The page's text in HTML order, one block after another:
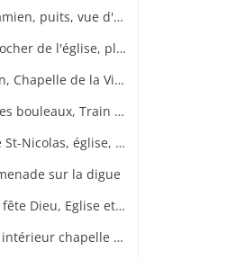
Saint-Cosme : Eglise Saint-Cosme et Damien, puits, vue d'ensemble, ancien presbytère, mairie
Reiningue : Couvent de l'Oelenberg, Clocher de l'église, plan d'eau, cour de ferme
Spechbach-le-Haut : Eglise Saint-Martin, Chapelle de la Vierge, Christ du dimanche des rameaux sur l'âne, Vierge de la Pitié
Guewenheim : Chapelle Notre-Dame des bouleaux, Train de la Doller, lavoir, pierre borne, mur cimetière, Calvaire 1857 avec décorations florales
Schweighouse : vue générale, vitrail de St-Nicolas, église, la Doller
sur la digue
Burnhaupt-le-Haut : Eglise, Tapis de la fête Dieu, Eglise et école, Office de la fête Dieu
Traubach-le-Bas : Chapelle St-Fridolin, intérieur chapelle et tableau, Ecole, rue principale